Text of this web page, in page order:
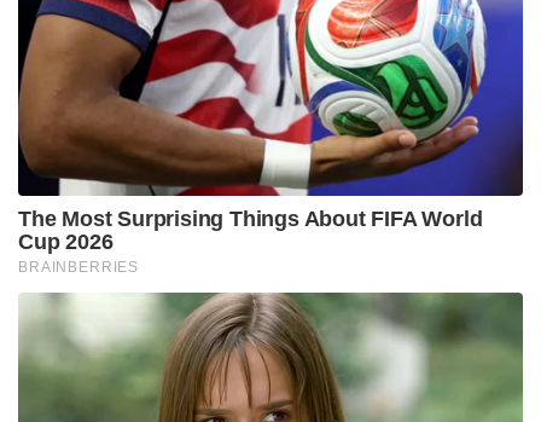
അപമാനിച്ചുവെന്നാണ് പ്രചാരണം. എന്നാൽ അതിന്
ശേഷവും അദ്ദേഹം അവരുടെ ചോദ്യങ്ങൾക്ക്
വിശദമായ മറുപടി നൽകുന്നുണ്ട്. ഈ ദൃശ്യങ്ങൾ
മുറിച്ചുമാറ്റിയാണ് സോഷ്യൽ മീഡിയ പ്രചാരണം.
പരാതിക്ക് പിന്നിൽ മീഡിയ വണ്ണിന്റെ രാഷ്ട്രീയ
താൽപര്യമാണെന്നും വിമർശനം ഉയർന്നുകഴിഞ്ഞു.
നേരത്തെ മീഡിയ വൺ ചാനലിന്റെ ലൈസൻസ്
കേന്ദ്രസർക്കാർ റദ്ദാക്കിയിരുന്നു. ഇതിലുളള
വിരോധവും പിന്നിലുണ്ടെന്നാണ് ആക്ഷേപം.
പരാതിയിൽ തുടർ നിയമനടപടി സ്വീകരിക്കാൻ
ജീവനക്കാരിക്ക് പൂർണ പിന്തുണ നൽകുമെന്ന് മീഡിയ
വൺ മാനേജ്‌മെന്റ് വ്യക്തമാക്കിയതും രാഷ്ട്രീയ
ഗൂഢാലോചനയുടെ സംശയം വർദ്ധിപ്പിക്കുന്നു.